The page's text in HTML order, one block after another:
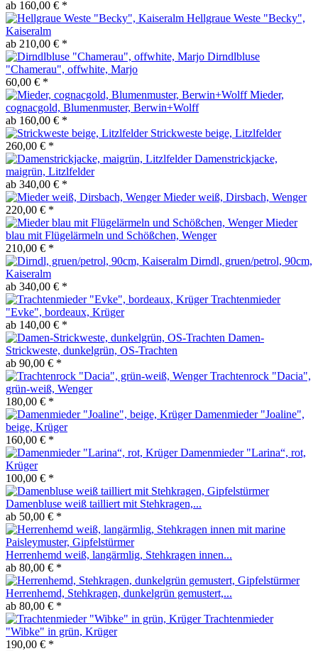
ab 160,00 € *
Hellgraue Weste "Becky",
Kaiseralm
ab 210,00 € *
Dirndlbluse
"Chamerau", offwhite, Marjo
60,00 € *
Mieder,
cognacgold, Blumenmuster, Berwin+Wolff
ab 160,00 € *
Strickweste beige, Litzlfelder
260,00 € *
Damenstrickjacke,
maigrün, Litzlfelder
ab 340,00 € *
Mieder weiß, Dirsbach, Wenger
220,00 € *
Mieder
blau mit Flügelärmeln und Schößchen, Wenger
210,00 € *
Dirndl, gruen/petrol, 90cm,
Kaiseralm
ab 340,00 € *
Trachtenmieder
"Evke", bordeaux, Krüger
ab 140,00 € *
Damen-
Strickweste, dunkelgrün, OS-Trachten
ab 90,00 € *
Trachtenrock "Dacia",
grün-weiß, Wenger
180,00 € *
Damenmieder "Joaline",
beige, Krüger
160,00 € *
Damenmieder "Larina“, rot,
Krüger
100,00 € *
Damenbluse weiß tailliert mit Stehkragen,...
ab 50,00 € *
Herrenhemd weiß, langärmlig, Stehkragen innen...
ab 80,00 € *
Herrenhemd, Stehkragen, dunkelgrün gemustert,...
ab 80,00 € *
Trachtenmieder
"Wibke" in grün, Krüger
190,00 € *